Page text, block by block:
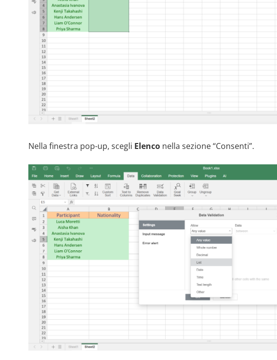
Nella finestra pop-up, scegli Elenco nella sezione “Consenti”.